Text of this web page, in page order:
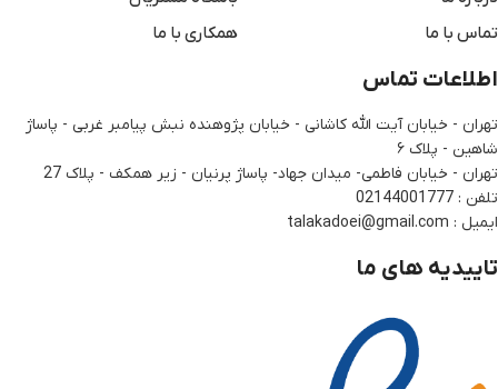
تماس با ما
همکاری با ما
اطلاعات تماس
تهران - خیابان آیت الله کاشانی - خیابان پژوهنده نبش پیامبر غربی - پاساژ
شاهین - پلاک ۶
تهران - خیابان فاطمی- میدان جهاد- پاساژ پرنیان - زیر همکف - پلاک 27
تلفن : 02144001777
ایمیل : talakadoei@gmail.com
تاییدیه های ما